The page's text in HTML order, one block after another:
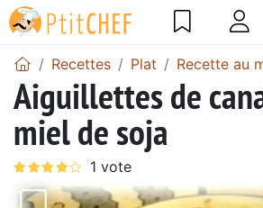
Recettes Plat Recette au
Aiguillettes de
miel de soja